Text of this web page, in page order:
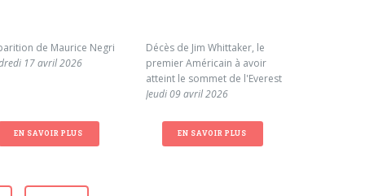
de Maurice Negri
17 avril 2026
EN SAVOIR PLUS
Décès de Jim Whittaker, le
premier Américain à avoir
atteint le sommet de l'Everest
Jeudi 09 avril 2026
EN SAVOIR PLUS